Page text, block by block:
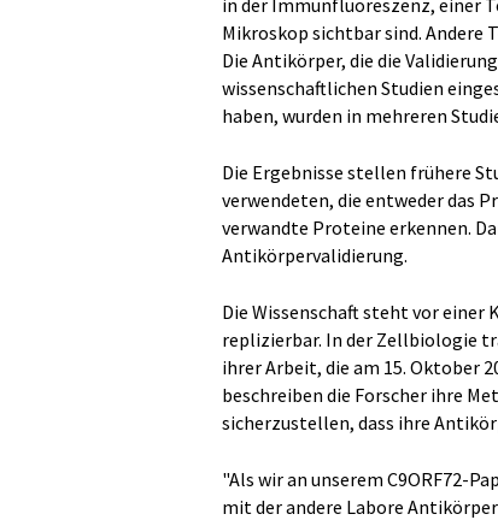
Mikroskop sichtbar sind. Andere
Die Antikörper, die die
wissenschaftlichen Studien
haben, wurden in mehreren
Die Ergebnisse stellen frühere
verwendeten, die entweder das
verwandte Proteine erkennen.
Antikörpervalidierung.
Die Wissenschaft steht vor einer
replizierbar. In der Zellbiologie
ihrer Arbeit, die am 15. Oktober
beschreiben die Forscher ihre
sicherzustellen, dass ihre
"Als wir an unserem C9ORF72-
mit der andere Labore